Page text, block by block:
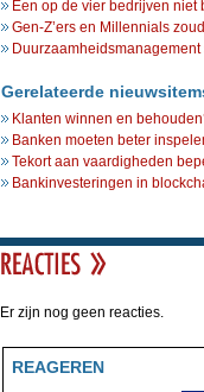
Een op de vier bedrijven niet
Gen-Z’ers en Millennials
Gerelateerde
Klanten winnen en
Banken moeten beter
Tekort aan vaardigheden
Bankinvesteringen in
Er zijn nog geen reacties.
REAGEREN